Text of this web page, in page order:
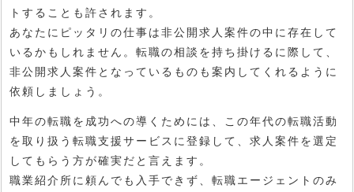
トすることも許されます。
あなたにピッタリの仕事は非公開求人案件の中に存在して
いるかもしれません。転職の相談を持ち掛けるに際して、
非公開求人案件となっているものも案内してくれるように
依頼しましょう。
中年の転職を成功への導くためには、この年代の転職活動
を取り扱う転職支援サービスに登録して、求人案件を選定
してもらう方が確実だと言えます。
職業紹介所に頼んでも入手できず、転職エージェントのみ